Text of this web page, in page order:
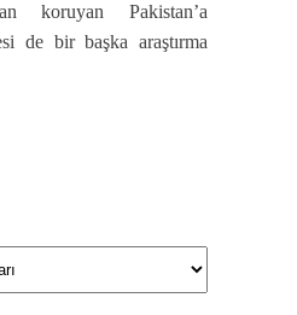
koruyan Pakistan’a
de bir başka araştırma